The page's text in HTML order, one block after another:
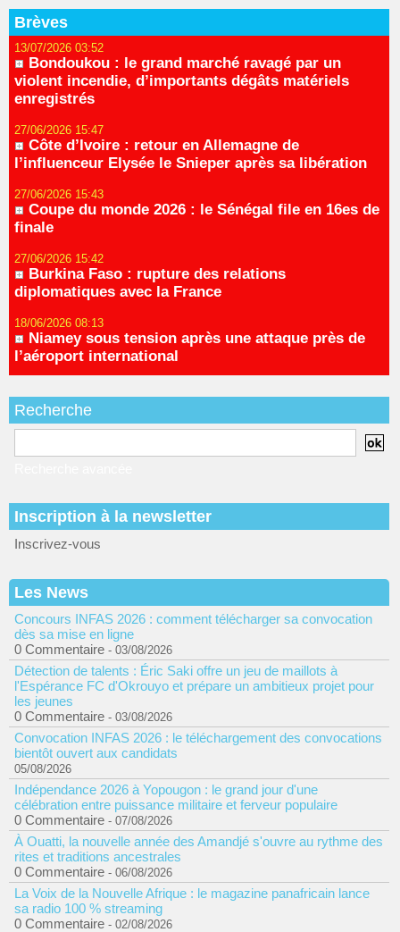
Brèves
13/07/2026 03:52
Bondoukou : le grand marché ravagé par un
violent incendie, d’importants dégâts matériels
enregistrés
27/06/2026 15:47
Côte d’Ivoire : retour en Allemagne de
l’influenceur Elysée le Snieper après sa libération
27/06/2026 15:43
Coupe du monde 2026 : le Sénégal file en 16es de
finale
27/06/2026 15:42
Burkina Faso : rupture des relations
diplomatiques avec la France
18/06/2026 08:13
Niamey sous tension après une attaque près de
l’aéroport international
Recherche
Inscription à la newsletter
Inscrivez-vous
Les News
Concours INFAS 2026 : comment télécharger sa convocation
dès sa mise en ligne
0 Commentaire - 03/08/2026
Détection de talents : Éric Saki offre un jeu de maillots à
l'Espérance FC d'Okrouyo et prépare un ambitieux projet pour
les jeunes
0 Commentaire - 03/08/2026
Convocation INFAS 2026 : le téléchargement des convocations
bientôt ouvert aux candidats
05/08/2026
Indépendance 2026 à Yopougon : le grand jour d'une
célébration entre puissance militaire et ferveur populaire
0 Commentaire - 07/08/2026
À Ouatti, la nouvelle année des Amandjé s'ouvre au rythme des
rites et traditions ancestrales
0 Commentaire - 06/08/2026
La Voix de la Nouvelle Afrique : le magazine panafricain lance
sa radio 100 % streaming
0 Commentaire - 02/08/2026